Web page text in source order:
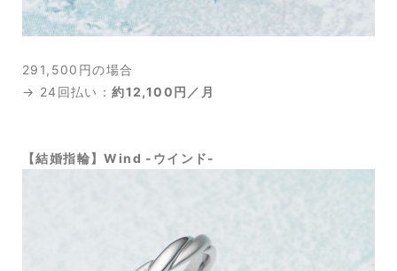
291,500円の場合
→ 24回払い：約12,100円／月
【結婚指輪】Wind -ウインド-